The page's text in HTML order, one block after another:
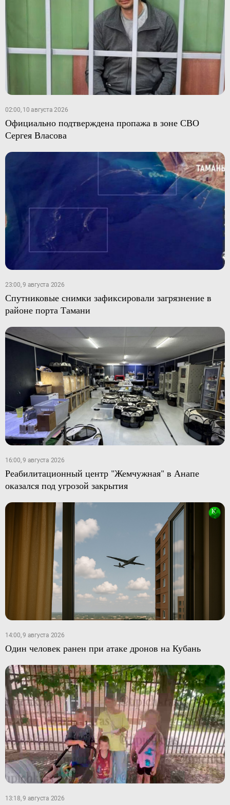
02:00, 10 августа 2026
Официально подтверждена пропажа в зоне СВО
Сергея Власова
23:00, 9 августа 2026
Спутниковые снимки зафиксировали загрязнение в
районе порта Тамани
16:00, 9 августа 2026
Реабилитационный центр "Жемчужная" в Анапе
оказался под угрозой закрытия
14:00, 9 августа 2026
Один человек ранен при атаке дронов на Кубань
13:18, 9 августа 2026